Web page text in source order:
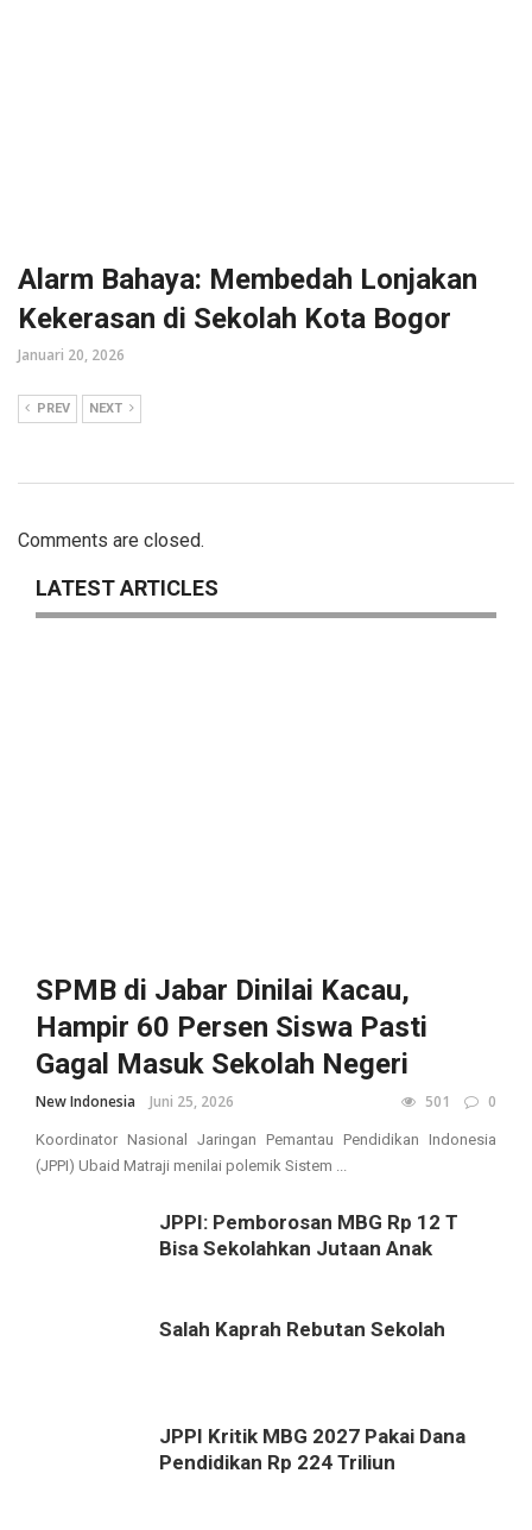
Alarm Bahaya: Membedah Lonjakan
Kekerasan di Sekolah Kota Bogor
Januari 20, 2026
PREV NEXT
Comments are closed.
LATEST ARTICLES
SPMB di Jabar Dinilai Kacau,
Hampir 60 Persen Siswa Pasti
Gagal Masuk Sekolah Negeri
New Indonesia Juni 25, 2026 501 0
Koordinator Nasional Jaringan Pemantau Pendidikan Indonesia
(JPPI) Ubaid Matraji menilai polemik Sistem ...
JPPI: Pemborosan MBG Rp 12 T
Bisa Sekolahkan Jutaan Anak
Salah Kaprah Rebutan Sekolah
JPPI Kritik MBG 2027 Pakai Dana
Pendidikan Rp 224 Triliun